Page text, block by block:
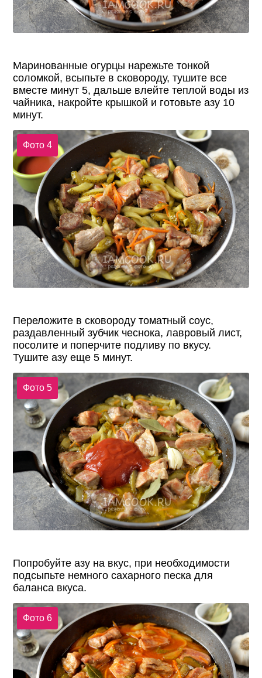
Маринованные огурцы нарежьте тонкой
соломкой, всыпьте в сковороду, тушите все
вместе минут 5, дальше влейте теплой воды из
чайника, накройте крышкой и готовьте азу 10
минут.
Фото 4
Переложите в сковороду томатный соус,
раздавленный зубчик чеснока, лавровый лист,
посолите и поперчите подливу по вкусу.
Тушите азу еще 5 минут.
Фото 5
Попробуйте азу на вкус, при необходимости
подсыпьте немного сахарного песка для
баланса вкуса.
Фото 6